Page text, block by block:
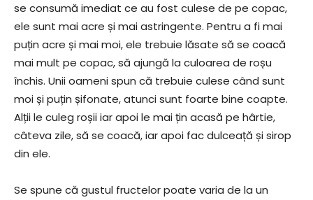
se consumă imediat ce au fost culese de pe copac,
ele sunt mai acre și mai astringente. Pentru a fi mai
puțin acre și mai moi, ele trebuie lăsate să se coacă
mai mult pe copac, să ajungă la culoarea de roșu
închis. Unii oameni spun că trebuie culese când sunt
moi și puțin șifonate, atunci sunt foarte bine coapte.
Alții le culeg roșii iar apoi le mai țin acasă pe hârtie,
câteva zile, să se coacă, iar apoi fac dulceață și sirop
din ele.
Se spune că gustul fructelor poate varia de la un